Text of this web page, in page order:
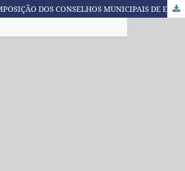
PERFIL DA COMPOSIÇÃO DOS CONSELHOS MUNICIPAIS DE EDUCAÇÃO DE MATO GROSSO